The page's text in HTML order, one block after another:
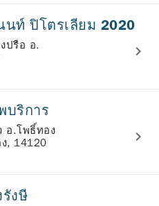
ท์ ปิโตรเลียม 2020
ปรือ อ.
บริการ
อ.โพธิ์ทอง
, 14120
งษี